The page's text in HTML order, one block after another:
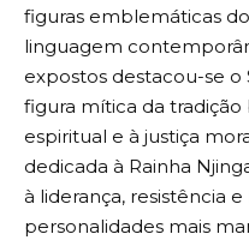
figuras emblemáticas
linguagem
expostos destacou-se o
figura mítica da tradição
espiritual e à justiça
dedicada à Rainha
à liderança, resistência
personalidades mais